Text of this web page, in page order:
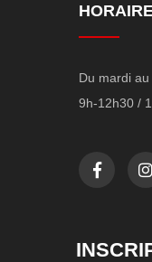
Du mardi
9h-12h30 /